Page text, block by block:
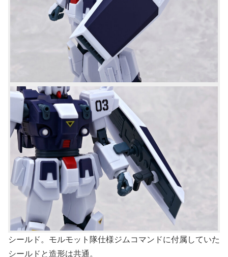
シールド。モルモット隊仕様ジムコマンドに付属していた
シールドと造形は共通。